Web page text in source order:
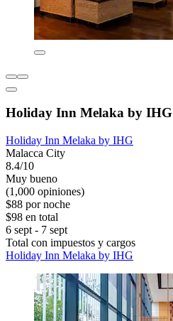
Holiday Inn Melaka by IHG
Holiday Inn Melaka by IHG
Malacca City
8.4/10
Muy bueno
(1,000 opiniones)
$88 por noche
$98 en total
6 sept - 7 sept
Total con impuestos y cargos
Holiday Inn Melaka by IHG